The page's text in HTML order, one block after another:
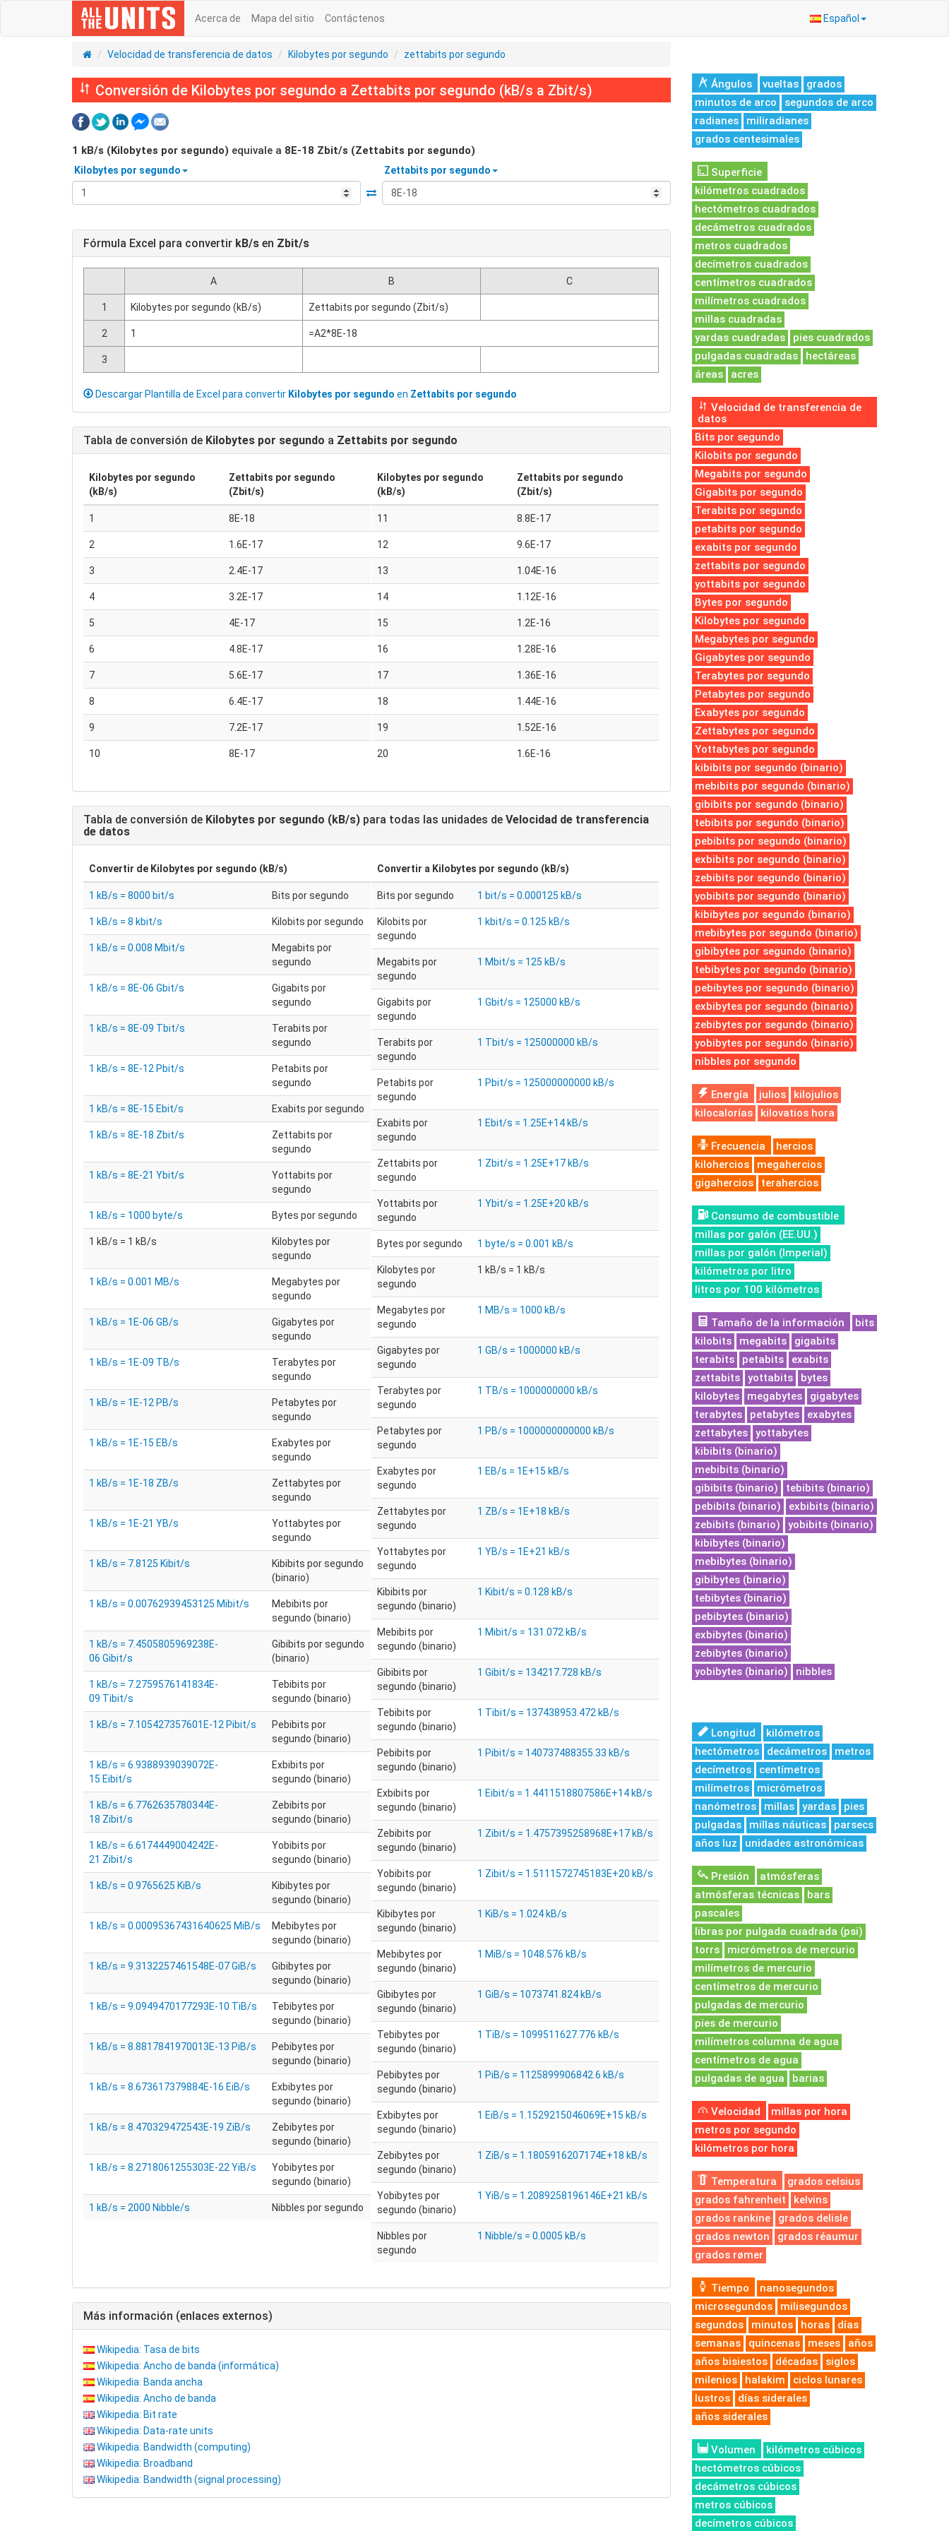
Español
Acerca de Mapa del sitio Contáctenos
Velocidad de transferencia de datos Kilobytes por segundo zettabits por segundo
Conversión de Kilobytes por segundo a Zettabits por segundo (kB/s a Zbit/s)
1 kB/s (Kilobytes por segundo) equivale a 8E-18 Zbit/s (Zettabits por segundo)
Kilobytes por segundo Zettabits por segundo
Fórmula Excel para convertir kB/s en Zbit/s
A B C
1 Kilobytes por segundo (kB/s) Zettabits por segundo (Zbit/s)
2 1 =A2*8E-18
3
Descargar Plantilla de Excel para convertir Kilobytes por segundo en Zettabits por segundo
Tabla de conversión de Kilobytes por segundo a Zettabits por segundo
Kilobytes por segundo
(kB/s)
Zettabits por segundo
(Zbit/s)
1 8E-18
2 1.6E-17
3 2.4E-17
4 3.2E-17
5 4E-17
6 4.8E-17
7 5.6E-17
8 6.4E-17
9 7.2E-17
10 8E-17
Kilobytes por segundo
(kB/s)
Zettabits por segundo
(Zbit/s)
11 8.8E-17
12 9.6E-17
13 1.04E-16
14 1.12E-16
15 1.2E-16
16 1.28E-16
17 1.36E-16
18 1.44E-16
19 1.52E-16
20 1.6E-16
Tabla de conversión de Kilobytes por segundo (kB/s) para todas las unidades de Velocidad de transferencia
de datos
Convertir de Kilobytes por segundo (kB/s)
1 kB/s = 8000 bit/s Bits por segundo
1 kB/s = 8 kbit/s Kilobits por segundo
1 kB/s = 0.008 Mbit/s
Megabits por
segundo
1 kB/s = 8E-06 Gbit/s
Gigabits por
segundo
1 kB/s = 8E-09 Tbit/s
Terabits por
segundo
1 kB/s = 8E-12 Pbit/s
Petabits por
segundo
1 kB/s = 8E-15 Ebit/s Exabits por segundo
1 kB/s = 8E-18 Zbit/s
Zettabits por
segundo
1 kB/s = 8E-21 Ybit/s
Yottabits por
segundo
1 kB/s = 1000 byte/s Bytes por segundo
1 kB/s = 1 kB/s
Kilobytes por
segundo
1 kB/s = 0.001 MB/s
Megabytes por
segundo
1 kB/s = 1E-06 GB/s
Gigabytes por
segundo
1 kB/s = 1E-09 TB/s
Terabytes por
segundo
1 kB/s = 1E-12 PB/s
Petabytes por
segundo
1 kB/s = 1E-15 EB/s
Exabytes por
segundo
1 kB/s = 1E-18 ZB/s
Zettabytes por
segundo
1 kB/s = 1E-21 YB/s
Yottabytes por
segundo
1 kB/s = 7.8125 Kibit/s
Kibibits por segundo
(binario)
1 kB/s = 0.00762939453125 Mibit/s
Mebibits por
segundo (binario)
1 kB/s = 7.4505805969238E-
06 Gibit/s
Gibibits por segundo
(binario)
1 kB/s = 7.2759576141834E-
09 Tibit/s
Tebibits por
segundo (binario)
1 kB/s = 7.105427357601E-12 Pibit/s
Pebibits por
segundo (binario)
1 kB/s = 6.9388939039072E-
15 Eibit/s
Exbibits por
segundo (binario)
1 kB/s = 6.7762635780344E-
18 Zibit/s
Zebibits por
segundo (binario)
1 kB/s = 6.6174449004242E-
21 Zibit/s
Yobibits por
segundo (binario)
1 kB/s = 0.9765625 KiB/s
Kibibytes por
segundo (binario)
1 kB/s = 0.00095367431640625 MiB/s
Mebibytes por
segundo (binario)
1 kB/s = 9.3132257461548E-07 GiB/s
Gibibytes por
segundo (binario)
1 kB/s = 9.0949470177293E-10 TiB/s
Tebibytes por
segundo (binario)
1 kB/s = 8.8817841970013E-13 PiB/s
Pebibytes por
segundo (binario)
1 kB/s = 8.673617379884E-16 EiB/s
Exbibytes por
segundo (binario)
1 kB/s = 8.470329472543E-19 ZiB/s
Zebibytes por
segundo (binario)
1 kB/s = 8.2718061255303E-22 YiB/s
Yobibytes por
segundo (binario)
1 kB/s = 2000 Nibble/s Nibbles por segundo
Convertir a Kilobytes por segundo (kB/s)
Bits por segundo 1 bit/s = 0.000125 kB/s
Kilobits por
segundo
1 kbit/s = 0.125 kB/s
Megabits por
segundo
1 Mbit/s = 125 kB/s
Gigabits por
segundo
1 Gbit/s = 125000 kB/s
Terabits por
segundo
1 Tbit/s = 125000000 kB/s
Petabits por
segundo
1 Pbit/s = 125000000000 kB/s
Exabits por
segundo
1 Ebit/s = 1.25E+14 kB/s
Zettabits por
segundo
1 Zbit/s = 1.25E+17 kB/s
Yottabits por
segundo
1 Ybit/s = 1.25E+20 kB/s
Bytes por segundo 1 byte/s = 0.001 kB/s
Kilobytes por
segundo
1 kB/s = 1 kB/s
Megabytes por
segundo
1 MB/s = 1000 kB/s
Gigabytes por
segundo
1 GB/s = 1000000 kB/s
Terabytes por
segundo
1 TB/s = 1000000000 kB/s
Petabytes por
segundo
1 PB/s = 1000000000000 kB/s
Exabytes por
segundo
1 EB/s = 1E+15 kB/s
Zettabytes por
segundo
1 ZB/s = 1E+18 kB/s
Yottabytes por
segundo
1 YB/s = 1E+21 kB/s
Kibibits por
segundo (binario)
1 Kibit/s = 0.128 kB/s
Mebibits por
segundo (binario)
1 Mibit/s = 131.072 kB/s
Gibibits por
segundo (binario)
1 Gibit/s = 134217.728 kB/s
Tebibits por
segundo (binario)
1 Tibit/s = 137438953.472 kB/s
Pebibits por
segundo (binario)
1 Pibit/s = 140737488355.33 kB/s
Exbibits por
segundo (binario)
1 Eibit/s = 1.4411518807586E+14 kB/s
Zebibits por
segundo (binario)
1 Zibit/s = 1.4757395258968E+17 kB/s
Yobibits por
segundo (binario)
1 Zibit/s = 1.5111572745183E+20 kB/s
Kibibytes por
segundo (binario)
1 KiB/s = 1.024 kB/s
Mebibytes por
segundo (binario)
1 MiB/s = 1048.576 kB/s
Gibibytes por
segundo (binario)
1 GiB/s = 1073741.824 kB/s
Tebibytes por
segundo (binario)
1 TiB/s = 1099511627.776 kB/s
Pebibytes por
segundo (binario)
1 PiB/s = 1125899906842.6 kB/s
Exbibytes por
segundo (binario)
1 EiB/s = 1.1529215046069E+15 kB/s
Zebibytes por
segundo (binario)
1 ZiB/s = 1.1805916207174E+18 kB/s
Yobibytes por
segundo (binario)
1 YiB/s = 1.2089258196146E+21 kB/s
Nibbles por
segundo
1 Nibble/s = 0.0005 kB/s
Más información (enlaces externos)
Wikipedia: Tasa de bits
Wikipedia: Ancho de banda (informática)
Wikipedia: Banda ancha
Wikipedia: Ancho de banda
Wikipedia: Bit rate
Wikipedia: Data-rate units
Wikipedia: Bandwidth (computing)
Wikipedia: Broadband
Wikipedia: Bandwidth (signal processing)
Ángulos vueltas
grados
minutos de arco
segundos de arco
radianes
miliradianes
grados centesimales
Superficie
kilómetros cuadrados
hectómetros cuadrados
decámetros cuadrados
metros cuadrados
decímetros cuadrados
centímetros cuadrados
milímetros cuadrados
millas cuadradas
yardas cuadradas
pies cuadrados
pulgadas cuadradas
hectáreas
áreas
acres
Velocidad de transferencia de
datos
Bits por segundo
Kilobits por segundo
Megabits por segundo
Gigabits por segundo
Terabits por segundo
petabits por segundo
exabits por segundo
zettabits por segundo
yottabits por segundo
Bytes por segundo
Kilobytes por segundo
Megabytes por segundo
Gigabytes por segundo
Terabytes por segundo
Petabytes por segundo
Exabytes por segundo
Zettabytes por segundo
Yottabytes por segundo
kibibits por segundo (binario)
mebibits por segundo (binario)
gibibits por segundo (binario)
tebibits por segundo (binario)
pebibits por segundo (binario)
exbibits por segundo (binario)
zebibits por segundo (binario)
yobibits por segundo (binario)
kibibytes por segundo (binario)
mebibytes por segundo (binario)
gibibytes por segundo (binario)
tebibytes por segundo (binario)
pebibytes por segundo (binario)
exbibytes por segundo (binario)
zebibytes por segundo (binario)
yobibytes por segundo (binario)
nibbles por segundo
Energía julios
kilojulios
kilocalorías
kilovatios hora
Frecuencia
hercios
kilohercios
megahercios
gigahercios
terahercios
Consumo de combustible
millas por galón (EE.UU.)
millas por galón (Imperial)
kilómetros por litro
litros por 100 kilómetros
Tamaño de la información
bits
kilobits
megabits
gigabits
terabits
petabits
exabits
zettabits
yottabits
bytes
kilobytes
megabytes
gigabytes
terabytes
petabytes
exabytes
zettabytes
yottabytes
kibibits (binario)
mebibits (binario)
gibibits (binario)
tebibits (binario)
pebibits (binario)
exbibits (binario)
zebibits (binario)
yobibits (binario)
kibibytes (binario)
mebibytes (binario)
gibibytes (binario)
tebibytes (binario)
pebibytes (binario)
exbibytes (binario)
zebibytes (binario)
yobibytes (binario)
nibbles
Longitud
kilómetros
hectómetros
decámetros
metros
decímetros
centímetros
milímetros
micrómetros
nanómetros
millas yardas
pies
pulgadas
millas náuticas
parsecs
años luz
unidades astronómicas
Presión
atmósferas
atmósferas técnicas
bars
pascales
libras por pulgada cuadrada (psi)
torrs
micrómetros de mercurio
milímetros de mercurio
centímetros de mercurio
pulgadas de mercurio
pies de mercurio
milímetros columna de agua
centímetros de agua
pulgadas de agua
barias
Velocidad
millas por hora
metros por segundo
kilómetros por hora
Temperatura
grados celsius
grados fahrenheit
kelvins
grados rankine
grados delisle
grados newton
grados réaumur
grados rømer
Tiempo
nanosegundos
microsegundos
milisegundos
segundos
minutos horas
días
semanas
quincenas meses
años
años bisiestos
décadas
siglos
milenios
halakim
ciclos lunares
lustros
días siderales
años siderales
Volumen
kilómetros cúbicos
hectómetros cúbicos
decámetros cúbicos
metros cúbicos
decímetros cúbicos